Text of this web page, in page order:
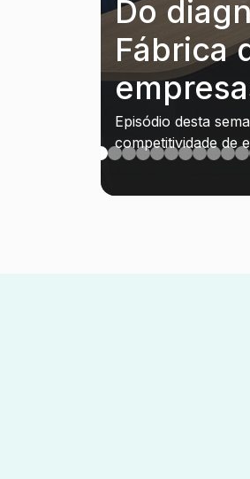
Do
Fábrica
Episódio desta
competitividade de